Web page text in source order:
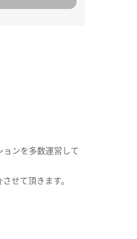
ンを多数運営して
せて頂きます。